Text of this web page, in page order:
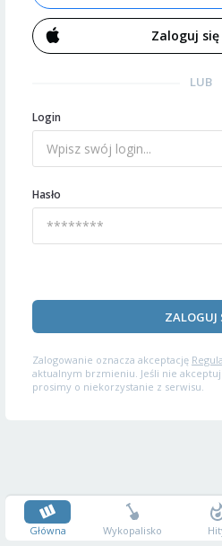
Zaloguj
LUB
Login
Hasło
ZALOGUJ
Zalogowanie oznacza akceptację
aktualnym brzmieniu. Jeśli nie
prosimy o niekorzystanie z serwisu.
Główna Wykopalisko